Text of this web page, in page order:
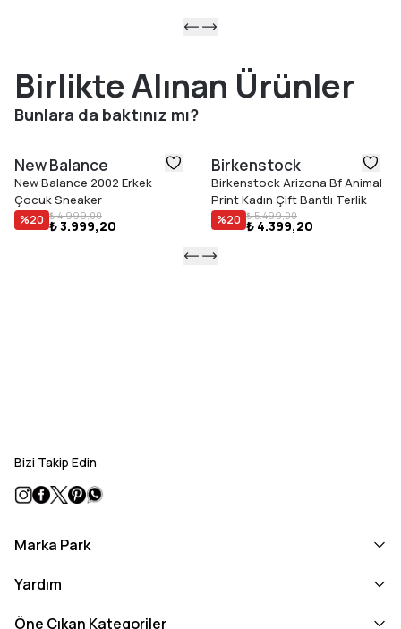
Birlikte Alınan Ürünler
Bunlara da baktınız mı?
New Balance
New Balance 2002 Erkek
Çocuk Sneaker
%20 ₺ 4.999,00
₺ 3.999,20
Birkenstock
Birkenstock Arizona Bf Animal
Print Kadın Çift Bantlı Terlik
%20 ₺ 5.499,00
₺ 4.399,20
Bizi Takip Edin
Marka Park
Yardım
Öne Çıkan Kategoriler